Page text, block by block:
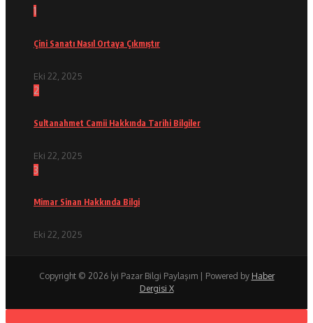
1
Çini Sanatı Nasıl Ortaya Çıkmıştır
Eki 22, 2025
2
Sultanahmet Camii Hakkında Tarihi Bilgiler
Eki 22, 2025
3
Mimar Sinan Hakkında Bilgi
Eki 22, 2025
Copyright © 2026 İyi Pazar Bilgi Paylaşım | Powered by Haber
Dergisi X